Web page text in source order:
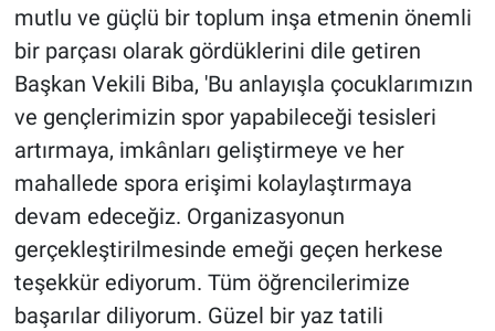
mutlu ve güçlü bir toplum inşa etmenin önemli
bir parçası olarak gördüklerini dile getiren
Başkan Vekili Biba, 'Bu anlayışla çocuklarımızın
ve gençlerimizin spor yapabileceği tesisleri
artırmaya, imkânları geliştirmeye ve her
mahallede spora erişimi kolaylaştırmaya
devam edeceğiz. Organizasyonun
gerçekleştirilmesinde emeği geçen herkese
teşekkür ediyorum. Tüm öğrencilerimize
başarılar diliyorum. Güzel bir yaz tatili